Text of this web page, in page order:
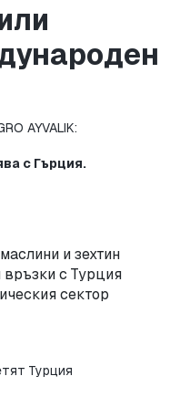
AYVALIK:
с Гърция.
и зехтин
с Турция
сектор
Турция